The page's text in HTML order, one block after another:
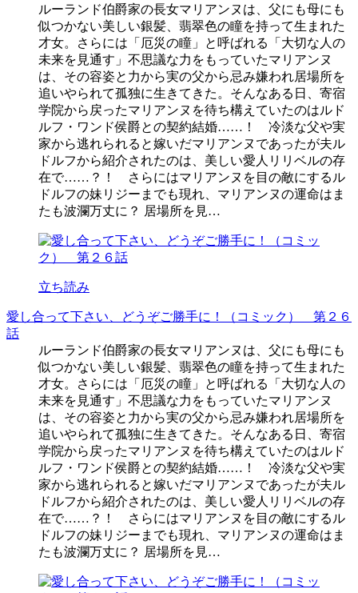
ルーランド伯爵家の長女マリアンヌは、父にも母にも
似つかない美しい銀髪、翡翠色の瞳を持って生まれた
才女。さらには「厄災の瞳」と呼ばれる「大切な人の
未来を見通す」不思議な力をもっていたマリアンヌ
は、その容姿と力から実の父から忌み嫌われ居場所を
追いやられて孤独に生きてきた。そんなある日、寄宿
学院から戻ったマリアンヌを待ち構えていたのはルド
ルフ・ワンド侯爵との契約結婚……！ 冷淡な父や実
家から逃れられると嫁いだマリアンヌであったが夫ル
ドルフから紹介されたのは、美しい愛人リリベルの存
在で……？！ さらにはマリアンヌを目の敵にするル
ドルフの妹リジーまでも現れ、マリアンヌの運命はま
たも波瀾万丈に？ 居場所を見…
立ち読み
愛し合って下さい、どうぞご勝手に！（コミック） 第２６
話
ルーランド伯爵家の長女マリアンヌは、父にも母にも
似つかない美しい銀髪、翡翠色の瞳を持って生まれた
才女。さらには「厄災の瞳」と呼ばれる「大切な人の
未来を見通す」不思議な力をもっていたマリアンヌ
は、その容姿と力から実の父から忌み嫌われ居場所を
追いやられて孤独に生きてきた。そんなある日、寄宿
学院から戻ったマリアンヌを待ち構えていたのはルド
ルフ・ワンド侯爵との契約結婚……！ 冷淡な父や実
家から逃れられると嫁いだマリアンヌであったが夫ル
ドルフから紹介されたのは、美しい愛人リリベルの存
在で……？！ さらにはマリアンヌを目の敵にするル
ドルフの妹リジーまでも現れ、マリアンヌの運命はま
たも波瀾万丈に？ 居場所を見…